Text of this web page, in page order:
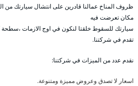
ظروف المناخ عمالنا قادرين على انتشال سيارتك
مكان تعرضت فيه
سيارتك للسقوط خلقتا لنكون في اوج الازمات
تقدم في شركتنا.
نقدم عدد من الميزات في شركتنا:
اسعار لا تصدق وعروض مميزة ومتنوعة.